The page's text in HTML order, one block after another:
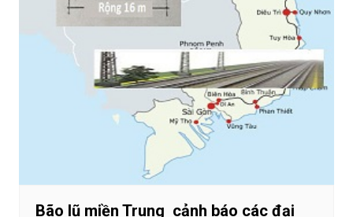
Bão lũ miền Trung cảnh báo các đại